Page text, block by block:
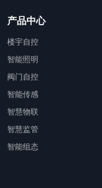
产品中心
楼宇自控
智能照明
阀门自控
智能传感
智慧物联
智慧监管
智能组态